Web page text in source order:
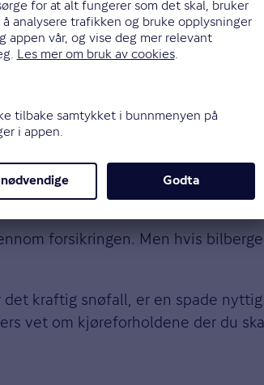
forsikringen. Men hvis
det kraftig snøfall, er en spade
vet om kjøreforholdene der du